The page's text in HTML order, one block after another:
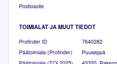
Postiosoite
TOIMIALAT JA MUUT TIEDOT
Profinder ID
7640282
Päätoimiala (Profinder)
Puuseppä